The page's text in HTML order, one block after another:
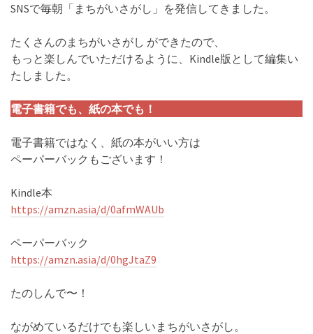
SNSで毎朝「まちがいさがし」を発信してきました。
たくさんのまちがいさがし ができたので、
もっと楽しんでいただけるように、Kindle版として編集い
たしました。
電子書籍でも、紙の本でも！
電子書籍ではなく、紙の本がいい方は
ペーパーバックもございます！
Kindle本
https://amzn.asia/d/0afmWAUb
ペーパーバック
https://amzn.asia/d/0hgJtaZ9
たのしんで〜！
ながめているだけでも楽しいまちがいさがし。